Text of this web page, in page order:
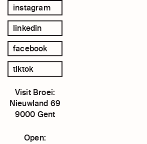
instagram
linkedin
facebook
tiktok
Visit Broei:
Nieuwland 69
9000 Gent
Open: